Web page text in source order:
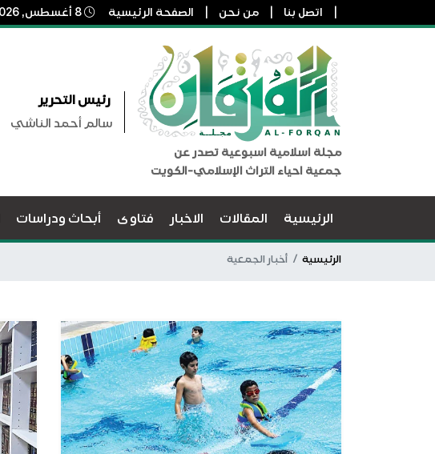
اتصل بنا من نحن الصفحة الرئيسية
مجلة اسلامية اسبوعية تصدر عن
جمعية احياء التراث الإسلامي-الكويت
رئيس التحرير
سالم أحمد الناشي
الرئيسية المقالات الاخبار فتاوى أبحاث ودراسات
الرئيسية أخبار الجمعية